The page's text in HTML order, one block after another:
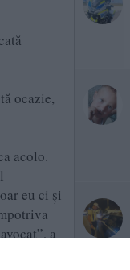
ocazie,
acolo.
eu ci și
a